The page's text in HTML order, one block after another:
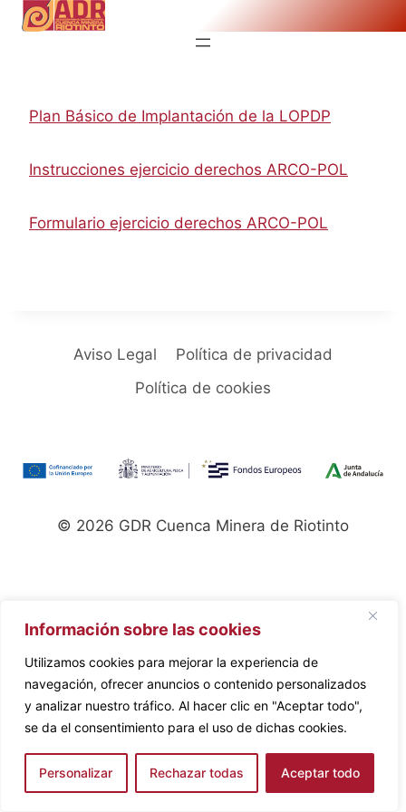
Información sobre las cookies
Utilizamos cookies para mejorar la experiencia de
navegación, ofrecer anuncios o contenido personalizados
y analizar nuestro tráfico. Al hacer clic en "Aceptar todo",
se da el consentimiento para el uso de dichas cookies.
Personalizar Rechazar todas Aceptar todo
Saltar
Plan Básico de Implantación de la LOPDP
Instrucciones ejercicio derechos ARCO-POL
Formulario ejercicio derechos ARCO-POL
Aviso Legal
Política de privacidad
Política de cookies
© 2026 GDR Cuenca Minera de Riotinto